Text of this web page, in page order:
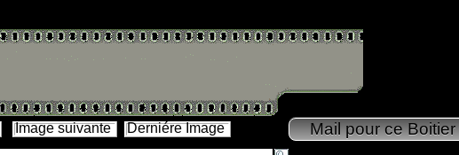
Image suivante Derniére Image